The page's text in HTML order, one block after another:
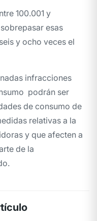
100.001 y
esas
y ocho veces el
infracciones
podrán ser
de consumo de
relativas a la
y que afecten a
de la